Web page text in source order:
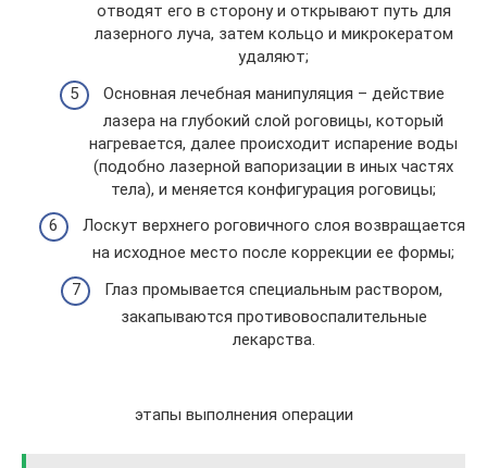
отводят его в сторону и открывают путь для
лазерного луча, затем кольцо и микрокератом
удаляют;
Основная лечебная манипуляция – действие
лазера на глубокий слой роговицы, который
нагревается, далее происходит испарение воды
(подобно лазерной вапоризации в иных частях
тела), и меняется конфигурация роговицы;
Лоскут верхнего роговичного слоя возвращается
на исходное место после коррекции ее формы;
Глаз промывается специальным раствором,
закапываются противовоспалительные
лекарства.
этапы выполнения операции